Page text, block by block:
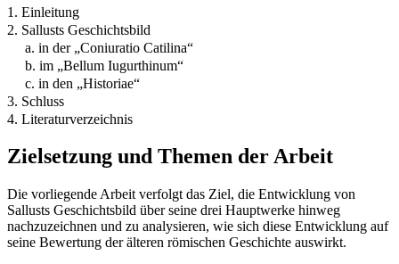
1. Einleitung
2. Sallusts Geschichtsbild
a. in der „Coniuratio Catilina“
b. im „Bellum Iugurthinum“
c. in den „Historiae“
3. Schluss
4. Literaturverzeichnis
Zielsetzung und Themen der Arbeit
Die vorliegende Arbeit verfolgt das Ziel, die Entwicklung von
Sallusts Geschichtsbild über seine drei Hauptwerke hinweg
nachzuzeichnen und zu analysieren, wie sich diese Entwicklung auf
seine Bewertung der älteren römischen Geschichte auswirkt.